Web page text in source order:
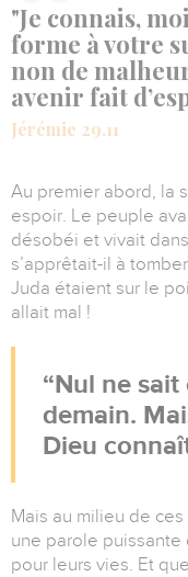
"Je connais,
forme à votre
non de
avenir fait
Jérémie 29.11
Au premier abord, la
espoir. Le peuple
désobéi et vivait
s’apprêtait-il à
Juda étaient sur le
allait mal !
Nul ne sait
demain.
Dieu
Mais au milieu de
une parole puissante
pour leurs vies. Et